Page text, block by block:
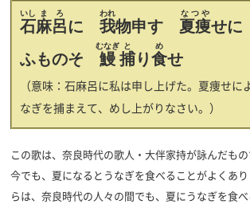
石
いし
麻呂
まろ
に 我
われ
物申す 夏痩
なつや
せ
ふものそ 鰻
むなぎ
捕
と
り食
め
せ
（意味：石麻呂に私は申し上げた。夏痩せに
なぎを捕まえて、めし上がりなさい。）
この歌は、奈良時代の歌人・大伴家持が詠んだもの
今でも、夏になるとうなぎを食べることがよくあ
らは、奈良時代の人々の間でも、夏にうなぎを食